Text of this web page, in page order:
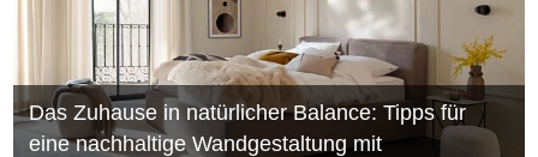
Das Zuhause in natürlicher Balance: Tipps für
eine nachhaltige Wandgestaltung mit